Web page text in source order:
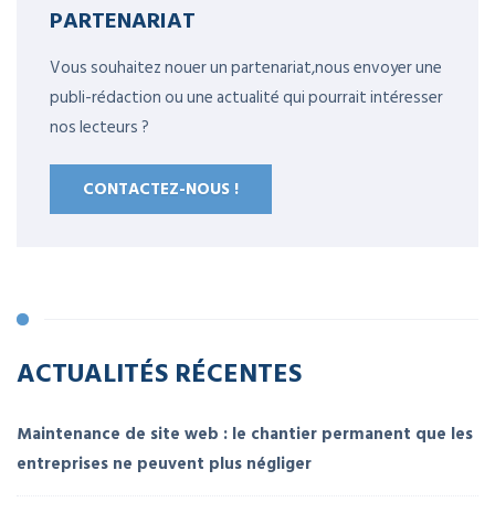
PARTENARIAT
Vous souhaitez nouer un partenariat,nous envoyer une
publi-rédaction ou une actualité qui pourrait intéresser
nos lecteurs ?
CONTACTEZ-NOUS !
ACTUALITÉS RÉCENTES
Maintenance de site web : le chantier permanent que les
entreprises ne peuvent plus négliger